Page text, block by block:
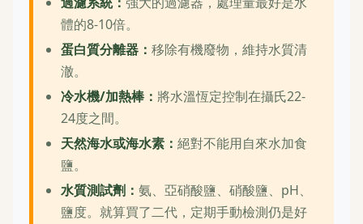
體的8-10倍。
蛋白質分離器： 移除有機廢物，維持水質清
澈。
冷水機/加熱棒： 將水溫恆定控制在攝氏22-
24度之間。
天然海水或海水素： 絕對不能用自來水加食
鹽。
水質測試劑： 氨、亞硝酸鹽、硝酸鹽、pH、
鹽度。就算買了二代，定期手動檢測仍是好